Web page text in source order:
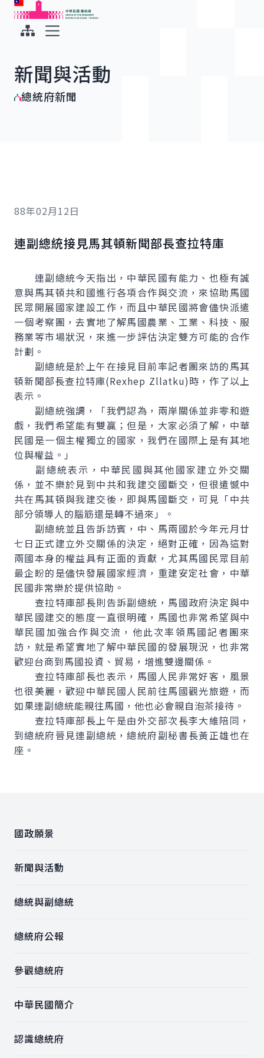
跳到主要內容
中華民國總統府
新聞與活動
總統府新聞
88年02月12日
連副總統接見馬其頓新聞部長查拉特庫
連副總統今天指出，中華民國有能力、也極有誠
意與馬其頓共和國進行各項合作與交流，來協助馬國
民眾開展國家建設工作，而且中華民國將會儘快派遣
一個考察團，去實地了解馬國農業、工業、科技、服
務業等市場狀況，來進一步評估決定雙方可能的合作
計劃。
副總統是於上午在接見目前率記者團來訪的馬其
頓新聞部長查拉特庫(Rexhep Zllatku)時，作了以上
表示。
副總統強調，「我們認為，兩岸關係並非零和遊
戲，我們希望能有雙贏；但是，大家必須了解，中華
民國是一個主權獨立的國家，我們在國際上是有其地
位與權益。」
副總統表示，中華民國與其他國家建立外交關
係，並不樂於見到中共和我建交國斷交，但很遣憾中
共在馬其頓與我建交後，即與馬國斷交，可見「中共
部分領導人的腦筋還是轉不過來」。
副總統並且告訴訪賓，中、馬兩國於今年元月廿
七日正式建立外交關係的決定，絕對正確，因為這對
兩國本身的權益具有正面的貢獻，尤其馬國民眾目前
最企盼的是儘快發展國家經濟，重建安定社會，中華
民國非常樂於提供協助。
查拉特庫部長則告訴副總統，馬國政府決定與中
華民國建交的態度一直很明確，馬國也非常希望與中
華民國加強合作與交流，他此次率領馬國記者團來
訪，就是希望實地了解中華民國的發展現況，也非常
歡迎台商到馬國投資、貿易，增進雙邊關係。
查拉特庫部長也表示，馬國人民非常好客，風景
也很美麗，歡迎中華民國人民前往馬國觀光旅遊，而
如果連副總統能親往馬國，他也必會親自泡茶接待。
查拉特庫部長上午是由外交部次長李大維陪同，
到總統府晉見連副總統，總統府副秘書長黃正雄也在
座。
國政願景
新聞與活動
總統與副總統
總統府公報
參觀總統府
中華民國簡介
認識總統府